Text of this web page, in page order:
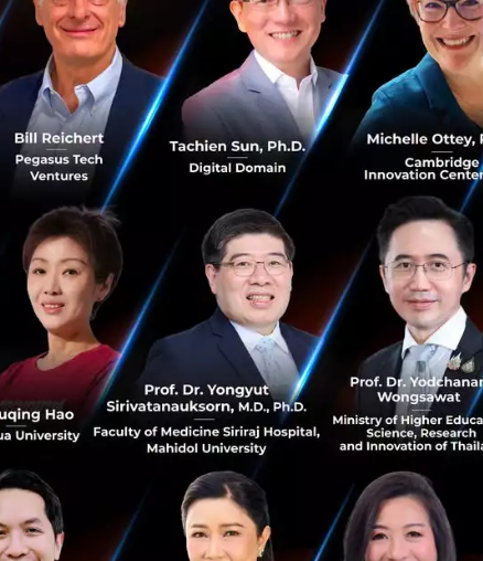
สามารถจัดระดับความเสี่ยงการทำธุรกรรมในแต่ละครั้ง โด
จำนวนเงินที่โอน ประวัติธุรกรรมของผู้โอนและผู้รับ และอั
เกี่ยวข้องกับการทำโจรกรรม ซึ่งการทำงานอย่างละเอียดแล
เป็นตัวช่วยให้หลายธนาคารสามารถระงับการทำธุรกรรมที่ต้
เหยื่อจะสูญหายไป
หนึ่งในธนาคารที่เข้าร่วมใช้งานระบบ Consumer Fraud
ลัพท์อันยอดเยี่ยมจากการใช้งานระบบโซลูชันนี้ โดยผลลัพธ์
สามารถตรวจจับธุรกรรมฉ้อฉลเป็นจำนวนมากขึ้นอย่างมีนัย
หากธนาคารอื่นที่ใช้งานระบบโซลูชันส์สามารถตรวจจับและ
เทียบเท่าธนาคาร TSB จะทำให้ธนาคารทั่วประเทศอังกฤษ
มากเกือบ 100 ล้านปอนด์ ภายในเวลาเพียง 1 ปีเท่านั้น นอ
เข้ามาร่วมใช้งานระบบเพื่อร่วมสกัดการทำงานของอาชญาก
ขยายบริการนี้ไปยังประเทศอื่น ๆ ในอนาคตอีกด้วย
ในขณะนี้ระบบรักษาความปลอดภัยของการทำธุรกรรมธนา
อย่างมาก นักต้มตุ๋นจึงต้องปรับเปลี่ยนกลไกในการปลอมแป
เปลี่ยนเป้าหมายการโจรกรรมเป็นการโน้มน้าวบุคคลและธุ